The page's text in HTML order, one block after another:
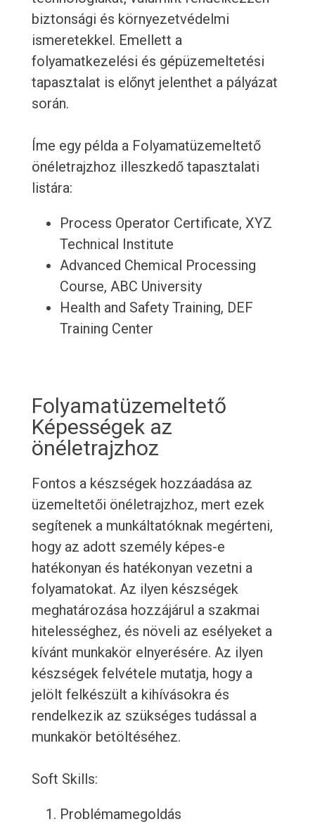
biztonsági és környezetvédelmi
ismeretekkel. Emellett a
folyamatkezelési és gépüzemeltetési
tapasztalat is előnyt jelenthet a pályázat
során.
Íme egy példa a Folyamatüzemeltető
önéletrajzhoz illeszkedő tapasztalati
listára:
Process Operator Certificate, XYZ
Technical Institute
Advanced Chemical Processing
Course, ABC University
Health and Safety Training, DEF
Training Center
Folyamatüzemeltető
Képességek az
önéletrajzhoz
Fontos a készségek hozzáadása az
üzemeltetői önéletrajzhoz, mert ezek
segítenek a munkáltatóknak megérteni,
hogy az adott személy képes-e
hatékonyan és hatékonyan vezetni a
folyamatokat. Az ilyen készségek
meghatározása hozzájárul a szakmai
hitelességhez, és növeli az esélyeket a
kívánt munkakör elnyerésére. Az ilyen
készségek felvétele mutatja, hogy a
jelölt felkészült a kihívásokra és
rendelkezik az szükséges tudással a
munkakör betöltéséhez.
Soft Skills:
Problémamegoldás